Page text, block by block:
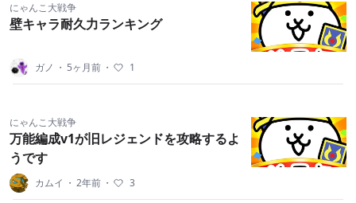
にゃんこ大戦争
壁キャラ耐久力ランキング
ガノ ・ 5ヶ月前 ・ 1
にゃんこ大戦争
万能編成v1が旧レジェンドを攻略するよ
うです
カムイ ・ 2年前 ・ 3